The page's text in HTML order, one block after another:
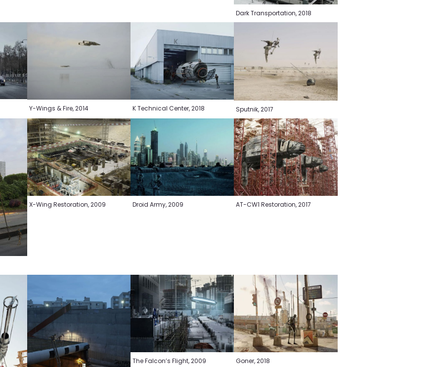
Dark Transportation, 2018
Y-Wings & Fire, 2014 K Technical Center, 2018 Sputnik, 2017
X-Wing Restoration, 2009 Droid Army, 2009 AT-CW1 Restoration, 2017
The Falcon’s Flight, 2009 Goner, 2018